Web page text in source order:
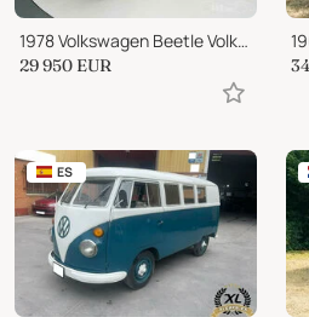
1978 Volkswagen Beetle Volkswagen Beetle Cabriolet
29 950 EUR
ES